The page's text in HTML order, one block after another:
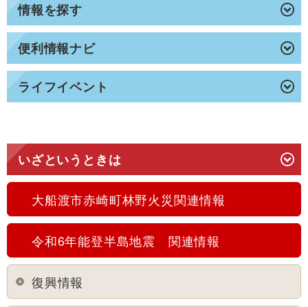
情報を探す
便利情報ナビ
ライフイベント
いざというときは
大船渡市赤崎町林野火災関連情報
令和6年能登半島地震 関連情報
復興情報